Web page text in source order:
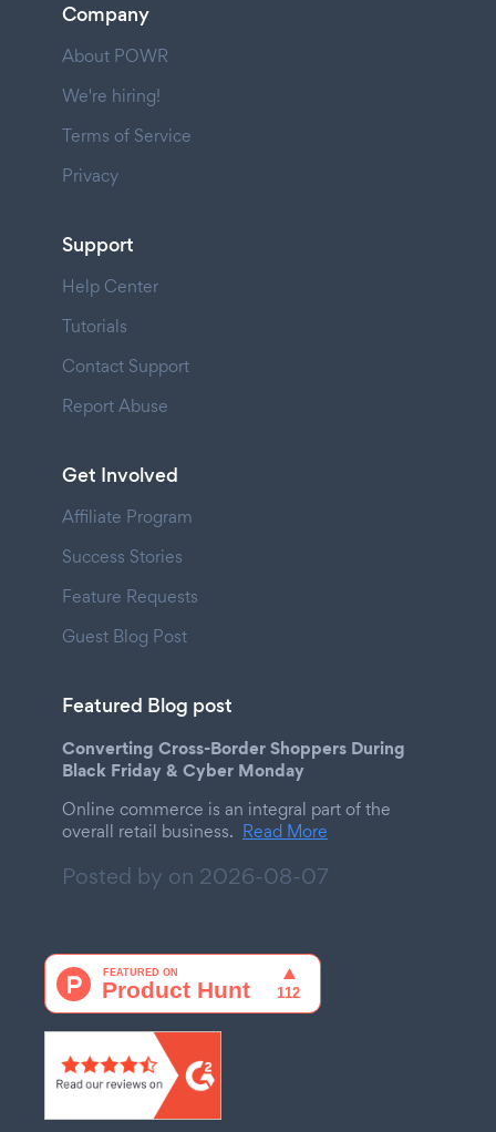
Company
About POWR
We're hiring!
Terms of Service
Privacy
Support
Help Center
Tutorials
Contact Support
Report Abuse
Get Involved
Affiliate Program
Success Stories
Feature Requests
Guest Blog Post
Featured Blog post
Converting Cross-Border Shoppers During
Black Friday & Cyber Monday
Online commerce is an integral part of the
overall retail business. Read More
Posted by on 2026-08-07